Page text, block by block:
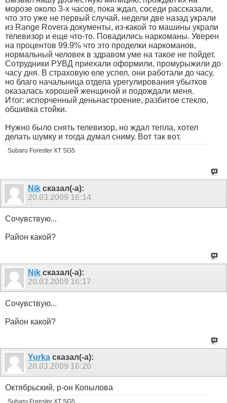
морозе около 3-х часов, пока ждал, соседи рассказали,
что это уже не первый случай, недели две назад украли
из Range Rovera документы, из-какой то машины украли
телевизор и еще что-то. Повадились наркоманы. Уверен
на процентов 99.9% что это проделки наркоманов,
нормальный человек в здравом уме на такое не пойдет.
Сотрудники РУВД приехали оформили, промурыжили до
часу дня. В страховую еле успел, они работали до часу,
но благо начальница отдела урегулирования убытков
оказалась хорошей женщиной и подождали меня.
Итог: испорченный деньнастроение, разбитое стекло,
обшивка стойки.
Нужно было снять телевизор, но ждал тепла, хотел
делать шумку и тогда думал сниму. Вот так вот.
Subaru Forester XT SG5
Nik сказал(-а):
20.03.2009 16:14
Сочувствую...
Район какой?
Nik сказал(-а):
20.03.2009 16:17
Сочувствую...
Район какой?
Yurka сказал(-а):
20.03.2009 16:20
Октябрьский, р-он Копылова
Subaru Forester XT SG5